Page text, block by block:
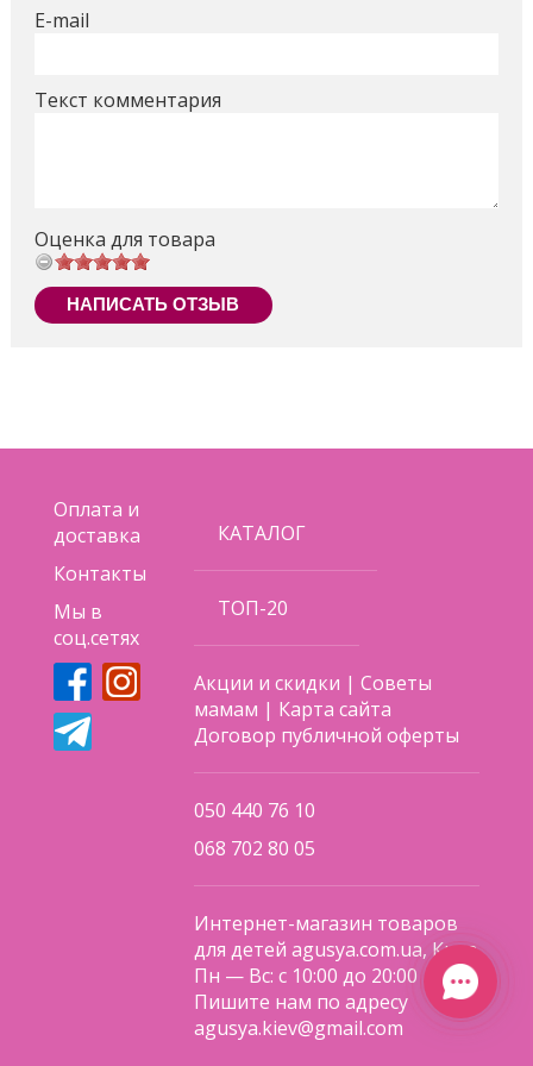
Высота:87 см
E-mail
Текст комментария
Оценка для товара
НАПИСАТЬ ОТЗЫВ
Оплата и
доставка
Контакты
Мы в
соц.сетях
КАТАЛОГ
ТОП-20
Акции и скидки |Советы
мамам | Карта сайта
Договор публичной оферты
050 440 76 10
068 702 80 05
Интернет-магазин товаров
для детей agusya.com.ua, Киев
Пн — Вс: с 10:00 до 20:00
Пишите нам по адресу
agusya.kiev@gmail.com